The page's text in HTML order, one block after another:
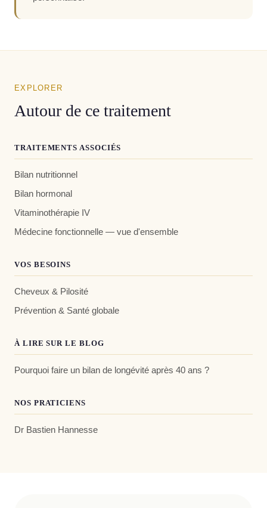
EXPLORER
Autour de ce traitement
TRAITEMENTS ASSOCIÉS
Bilan nutritionnel
Bilan hormonal
Vitaminothérapie IV
Médecine fonctionnelle — vue d'ensemble
VOS BESOINS
Cheveux & Pilosité
Prévention & Santé globale
À LIRE SUR LE BLOG
Pourquoi faire un bilan de longévité après 40 ans ?
NOS PRATICIENS
Dr Bastien Hannesse